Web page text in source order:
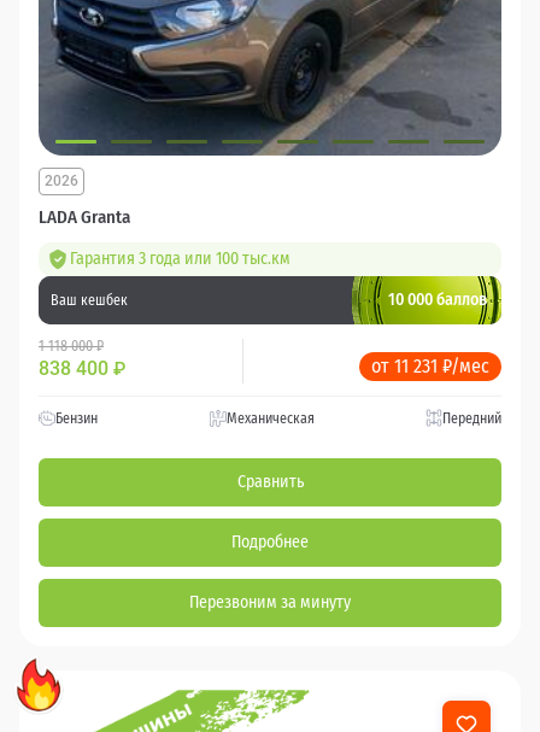
LADA Granta
2026
Гарантия 3 года или 100 тыс.км
Ваш кешбек 10 000 баллов
1 118 000 ₽
838 400 ₽ от 11 231 ₽/мес
Бензин Механическая Передний
Сравнить
Подробнее
Перезвоним за минуту